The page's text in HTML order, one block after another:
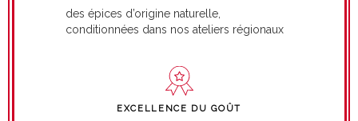
des épices d’origine naturelle,
conditionnées dans nos ateliers régionaux
EXCELLENCE DU GOÛT